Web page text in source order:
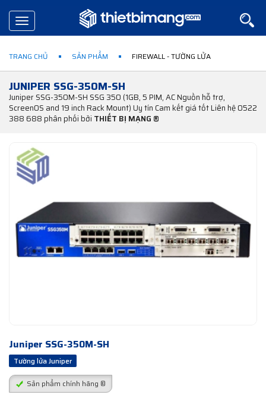
Toggle
navigation
TRANG CHỦ SẢN PHẨM FIREWALL - TƯỜNG LỬA
JUNIPER SSG-350M-SH
Juniper SSG-350M-SH SSG 350 (1GB, 5 PIM, AC Nguồn hỗ trợ,
ScreenOS and 19 inch Rack Mount) Uy tín Cam kết giá tốt Liên hệ 0522
388 688 phân phối bởi THIẾT BỊ MẠNG ®
Juniper SSG-350M-SH
Tường lửa Juniper
Sản phẩm chính hãng ®